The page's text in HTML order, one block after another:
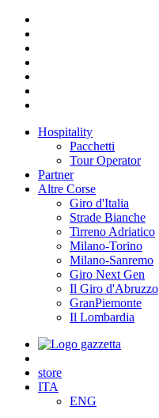
Hospitality
Pacchetti
Tour Operator
Partner
Altre Corse
Giro d'Italia
Strade Bianche
Tirreno Adriatico
Milano-Torino
Milano-Sanremo
Giro Next Gen
Il Giro d'Abruzzo
GranPiemonte
Il Lombardia
store
ITA
ENG